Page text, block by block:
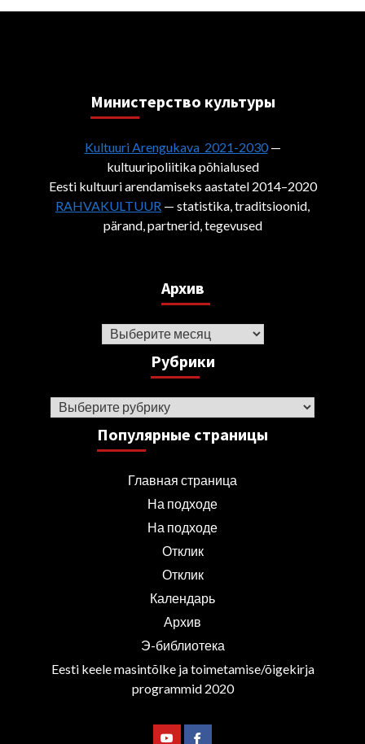
Министерствo культуры
Kultuuri Arengukava 2021-2030—
kultuuripoliitika põhialused
Eesti kultuuri arendamiseks aastatel 2014–2020
RAHVAKULTUUR — statistika, traditsioonid,
pärand, partnerid, tegevused
Архив
Архив
Рубрики
Рубрики
Популярные страницы
Главная страница
На подходе
На подходе
Отклик
Отклик
Календарь
Архив
Э-библиотека
Eesti keele masintõlke ja toimetamise/õigekirja
programmid 2020